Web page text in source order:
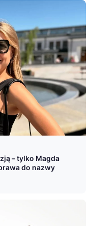
– tylko Magda
do nazwy